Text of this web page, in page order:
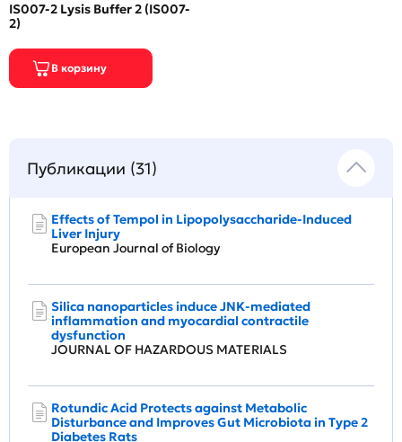
IS007-2 Lysis Buffer 2 (IS007-
2)
Публикации (31)
Effects of Tempol in Lipopolysaccharide-Induced
Liver Injury
European Journal of Biology
Silica nanoparticles induce JNK-mediated
inflammation and myocardial contractile
dysfunction
JOURNAL OF HAZARDOUS MATERIALS
Rotundic Acid Protects against Metabolic
Disturbance and Improves Gut Microbiota in Type 2
Diabetes Rats